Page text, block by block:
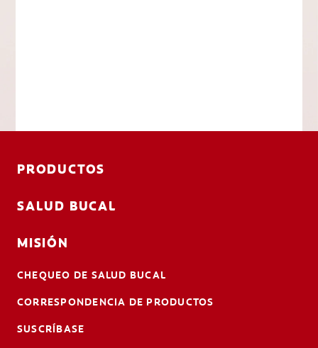
PRODUCTOS
SALUD BUCAL
MISIÓN
CHEQUEO DE SALUD BUCAL
CORRESPONDENCIA DE PRODUCTOS
SUSCRÍBASE